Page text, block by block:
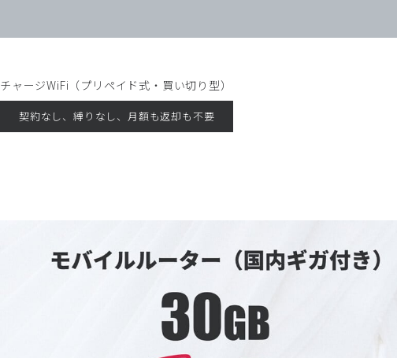
HUNDRED Wi-Fi Buy
チャージWiFi（プリペイド式・買い切り型）
契約なし、縛りなし、月額も返却も不要